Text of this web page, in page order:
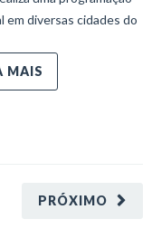
em diversas cidades do
MAIS
PRÓXIMO